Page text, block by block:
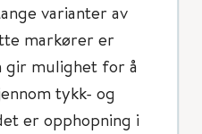
varianter av
markører er
gir mulighet for å
tykk- og
er opphopning i